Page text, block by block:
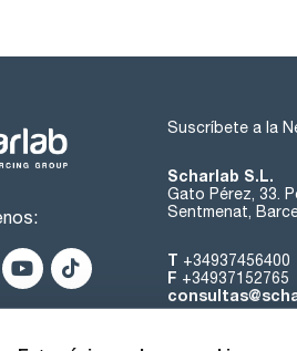
Suscríbete a la
Scharlab S.L.
Gato Pérez, 33.
Sentmenat,
T +34937456400
F +34937152765